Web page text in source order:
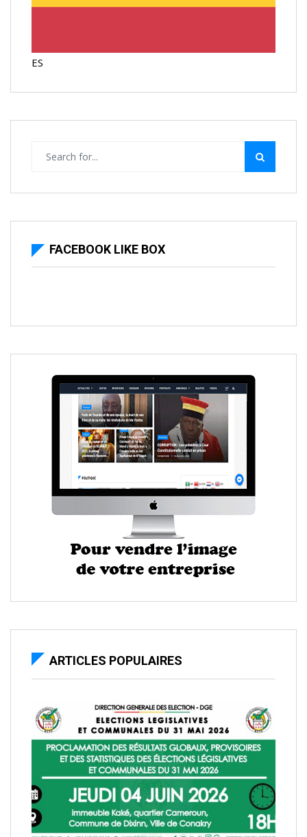
ES
FACEBOOK LIKE BOX
ARTICLES POPULAIRES